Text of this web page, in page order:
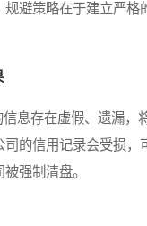
避策略在于建立严
存在虚假、遗漏，
的信用记录会受损
强制清盘。